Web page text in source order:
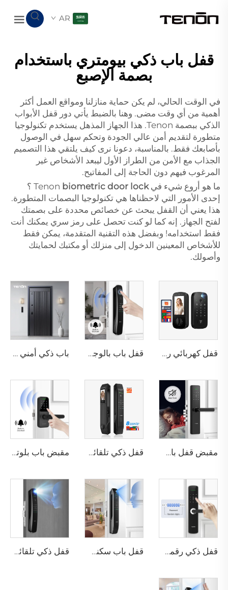
AR
قفل باب ذكي بيومتري باستخدام
بصمة الإصبع
في الوقت الحالي، لم يكن حماية منازلنا ومواقع العمل أكثر
أهمية من أي وقت مضى. وهنا بالضبط يأتي دور قفل الأبواب
الذكي ببصمة Tenon. هذا الجهاز المذهل يستخدم تكنولوجيا
متطورة لتقديم أمن عالي الجودة وتحكم سهل في الوصول
بأصابعك فقط. بالمناسبة، دعونا نرى كيف يلتقي هذا التصميم
الجذاب مع الأمن من الطراز الأول ليبعد الأشخاص غير
المرغوب فيهم دون الحاجة إلى المفاتيح.
ما هو أروع شيء في Tenonbiometric door lock
؟
إحدى الأمور التي لاحظناها هي تكنولوجيا البصمات المتطورة.
هذا يعني أن القفل يبحث عن خصائص محددة على بصمتك
لفتح الجهاز. إنه كما لو كنت تحصل على رمز سري يمكنك أنت
فقط استخدامه! وبفضل هذه التقنية المتقدمة، يمكن فقط
للأشخاص المعينين الدخول إلى منزلك أو مكتبك لحمايتك
وأصولك.
قفل كهربائي رقمي ذكي مع التعرف على بصمة اليد والأوردة باستخدام البطاقة للمنزل Tenon K10 Pro قفل باب بالوجه ثلاثي الأبعاد مع كاميرا وبصمة الإصبع وكلمة المرور والأوردة Tenon A9 Pro باب ذكي أمني فاخر من الألومنيوم للاستخدام السكني الرئيسي M8
مقبض قفل باب بصمة الإصبع المنزلي Tuya T15 قفل ذكي تلقائي للباب باستخدام بصمة الوجه D7 Pro مقبض باب بلوتوث مع كلمة مرور رقمية وبصمة عبر واي فاي Tenon K8
قفل ذكي رقمي بصمة الإصبع مع مقبض ودبوس وكارت Tenon E3 قفل باب سكني بتقنية التعرف على الوجه ثلاثي الأبعاد والبصمة Tenon A6 Pro قفل ذكي تلقائي للهوية مع كاميرا وجه وبصمة عبر واي فاي Tuya Tenon A9 Pro